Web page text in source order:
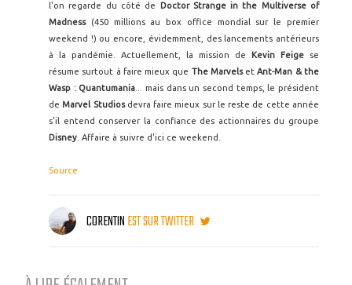
l'on regarde du côté de
Doctor Strange in the Multiverse of
Madness(450 millions au box office mondial sur le premier
weekend !) ou encore, évidemment, des lancements antérieurs
à la pandémie. Actuellement, la mission de
Kevin Feige se
résume surtout à faire mieux que The MarvelsetAnt-Man & the
Wasp : Quantumania ... mais dans un second temps, le président
deMarvel Studiosdevra faire mieux sur le reste de cette année
s'il entend conserver la confiance des actionnaires du groupe
Disney . Affaire à suivre d'ici ce weekend.
Source
CORENTINEST SUR TWITTER